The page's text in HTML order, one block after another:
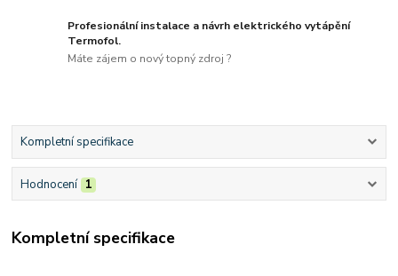
Profesionální instalace a návrh elektrického vytápění
Termofol.
Máte zájem o nový topný zdroj ?
Kompletní specifikace
Hodnocení 1
Kompletní specifikace